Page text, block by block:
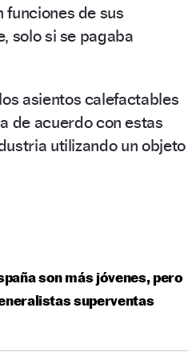
de sus
solo si se pagaba
asientos calefactables
de acuerdo con estas
utilizando un objeto
son más jóvenes, pero
superventas